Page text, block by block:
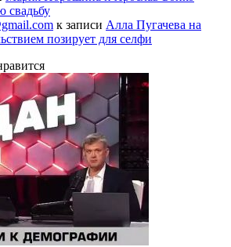
свадьбу
к записи Алла Пугачева на
позирует для селфи